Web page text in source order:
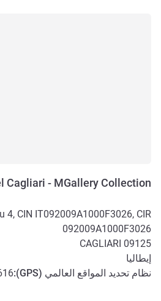
Cagliari - MGallery Collection
4, CIN IT092009A1000F3026, CIR
092009A1000F3026
09125
CAGLIARI
إيطاليا
نظام تحديد المواقع العالمي (GPS
):